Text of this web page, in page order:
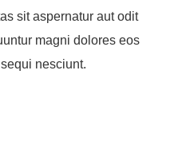
sit aspernatur aut odit
magni dolores eos
nesciunt.